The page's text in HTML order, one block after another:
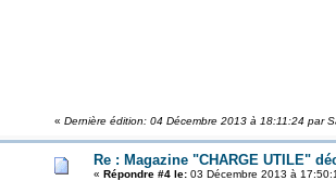
« Dernière édition: 04 Décembre 2013 à 18:11:24 par
Re : Magazine "CHARGE UTILE"
« Répondre #4 le:03 Décembre 2013 à